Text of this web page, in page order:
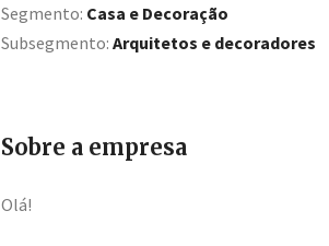
Segmento: Casa e Decoração
Subsegmento: Arquitetos e decoradores
Sobre a empresa
Olá!